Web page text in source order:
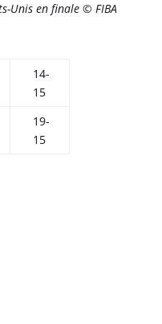
Unis en finale © FIBA
14-
15
19-
15